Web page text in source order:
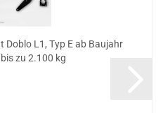
L1, Typ E ab Baujahr
zu 2.100 kg